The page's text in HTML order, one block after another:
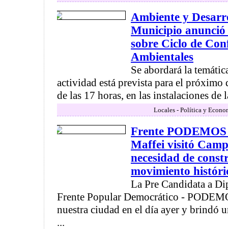
Ambiente y
Municipio
sobre Ciclo de
Ambientales
Se abordará la
actividad está prevista para el próximo
de las 17 horas, en las instalaciones de
Locales - Política y
Frente
Maffei visitó
necesidad de
movimiento
La Pre Candidata a
Frente Popular Democrático -
nuestra ciudad en el día ayer y brindó
...